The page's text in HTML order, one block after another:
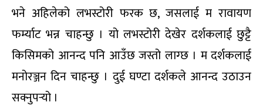
भने अहिलेको लभस्टोरी फरक छ, जसलाई म रावायण
फर्म्याट भन्न चाहन्छु । यो लभस्टोरी देखेर दर्शकलाई छुट्टै
किसिमको आनन्द पनि आउँछ जस्तो लाग्छ । म दर्शकलाई
मनोरञ्जन दिन चाहन्छु । दुई घण्टा दर्शकले आनन्द उठाउन
सक्नुपर्‍यो ।